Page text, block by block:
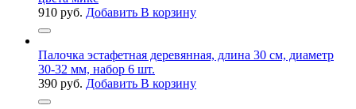
910 руб. Добавить В корзину
Палочка эстафетная деревянная, длина 30 см, диаметр
30-32 мм, набор 6 шт.
390 руб. Добавить В корзину